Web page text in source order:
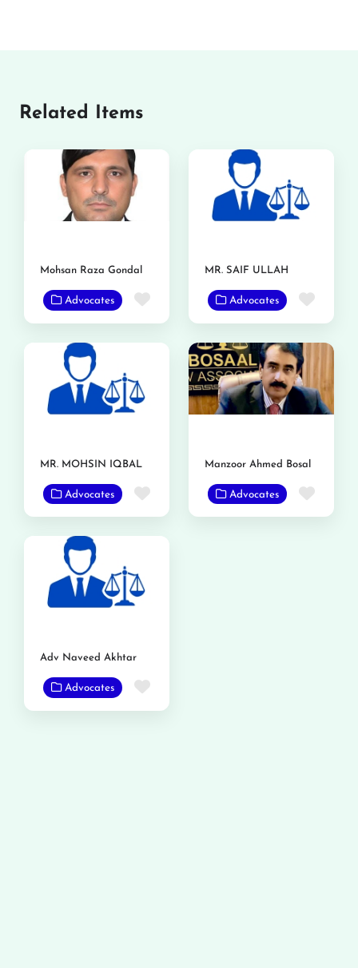
Related Items
Mohsan Raza Gondal
Advocates Favorite
MR. SAIF ULLAH
Advocates
MR. MOHSIN IQBAL
Advocates Favorite
Manzoor Ahmed Bosal
Advocates
Adv Naveed Akhtar
Advocates Favorite